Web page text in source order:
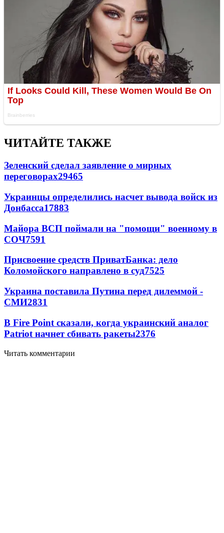
ЧИТАЙТЕ ТАКЖЕ
Зеленский сделал заявление о мирных
переговорах29465
Украинцы определились насчет вывода войск из
Донбасса17883
Майора ВСП поймали на "помощи" военному в
СОЧ7591
Присвоение средств ПриватБанка: дело
Коломойского направлено в суд7525
Украина поставила Путина перед дилеммой -
СМИ2831
В Fire Point сказали, когда украинский аналог
Patriot начнет сбивать ракеты2376
Читать комментарии